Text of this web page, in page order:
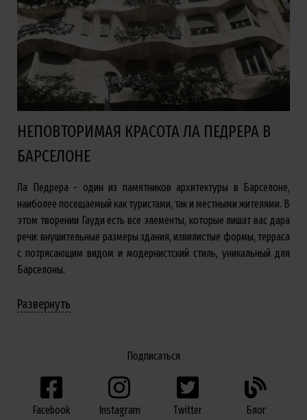
НЕПОВТОРИМАЯ КРАСОТА ЛА ПЕДРЕРА В
БАРСЕЛОНЕ
Ла Педрера - один из памятников архитектуры в Барселоне,
наиболее посещаемый как туристами, так и местными жителями. В
этом творении Гауди есть все элементы, которые лишат вас дара
речи: внушительные размеры здания, извилистые формы, терраса
с потрясающим видом и модернистский стиль, уникальный для
Барселоны.
Развернуть
Подписаться
Facebook Instagram Twitter Блог